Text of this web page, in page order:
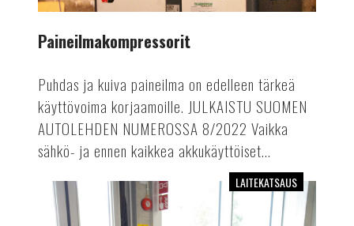
Paineilmakompressorit
Puhdas ja kuiva paineilma on edelleen tärkeä
käyttövoima korjaamoille. JULKAISTU SUOMEN
AUTOLEHDEN NUMEROSSA 8/2022 Vaikka
sähkö- ja ennen kaikkea akkukäyttöiset...
Edulliset
diagnoositesterit
LAITEKATSAUS